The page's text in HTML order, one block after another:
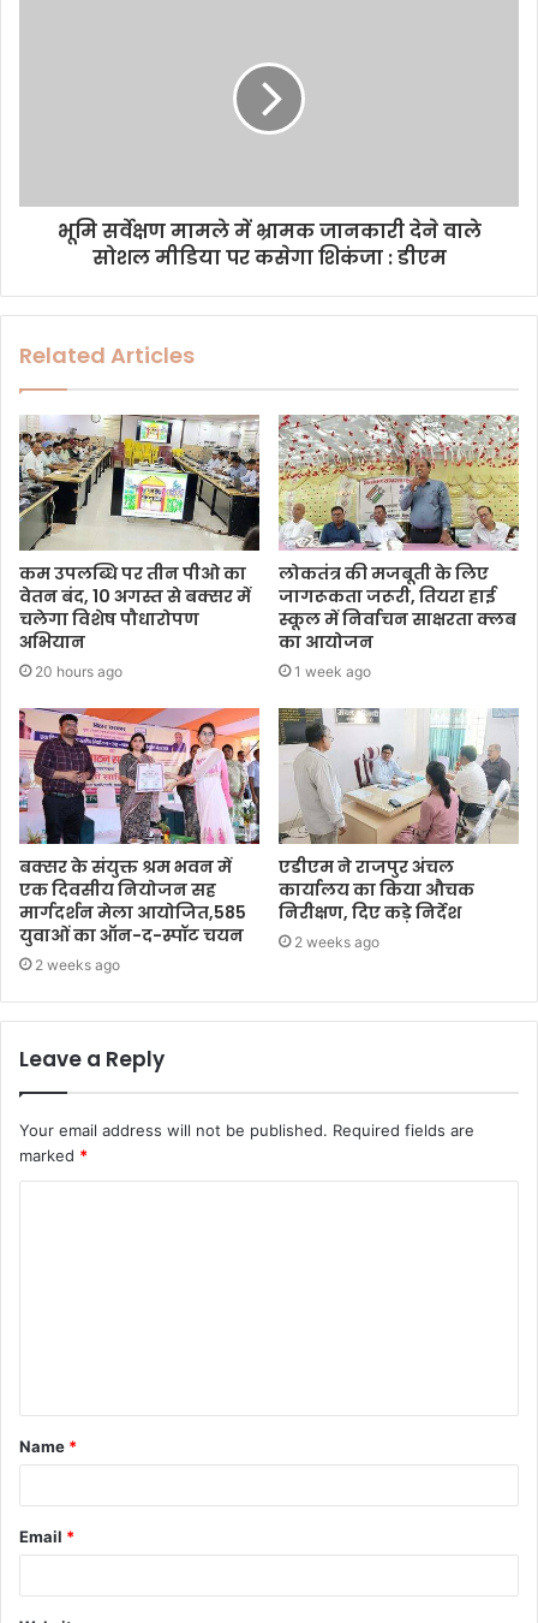
भूमि सर्वेक्षण मामले में भ्रामक जानकारी देने वाले
सोशल मीडिया पर कसेगा शिकंजा : डीएम
Related Articles
कम उपलब्धि पर तीन पीओ का
वेतन बंद, 10 अगस्त से बक्सर में
चलेगा विशेष पौधारोपण
अभियान
20 hours ago
लोकतंत्र की मजबूती के लिए
जागरूकता जरूरी, तियरा हाई
स्कूल में निर्वाचन साक्षरता क्लब
का आयोजन
1 week ago
बक्सर के संयुक्त श्रम भवन में
एक दिवसीय नियोजन सह
मार्गदर्शन मेला आयोजित,585
युवाओं का ऑन-द-स्पॉट चयन
2 weeks ago
एडीएम ने राजपुर अंचल
कार्यालय का किया औचक
निरीक्षण, दिए कड़े निर्देश
2 weeks ago
Leave a Reply
Your email address will not be published. Required fields are
marked *
Name *
Email *